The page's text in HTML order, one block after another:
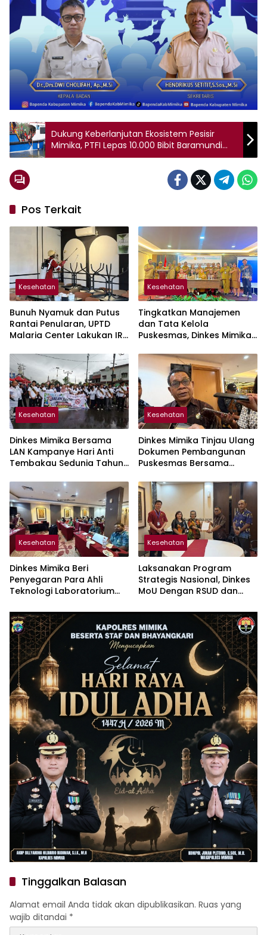
Dukung Keberlanjutan Ekosistem Pesisir
Mimika, PTFI Lepas 10.000 Bibit Baramundi
dan 1.000 Kepiting Bakau
Pos Terkait
Kesehatan
Bunuh Nyamuk dan Putus
Rantai Penularan, UPTD
Malaria Center Lakukan IRS
Kesehatan
Tingkatkan Manajemen
dan Tata Kelola
Puskesmas, Dinkes Mimika
Fasilitator ILP
Kesehatan
Dinkes Mimika Bersama
LAN Kampanye Hari Anti
Tembakau Sedunia Tahun
Kesehatan
Dinkes Mimika Tinjau Ulang
Dokumen Pembangunan
Puskesmas Bersama
Kesehatan
Dinkes Mimika Beri
Penyegaran Para Ahli
Teknologi Laboratorium
dan Pedalaman
Kesehatan
Laksanakan Program
Strategis Nasional, Dinkes
MoU Dengan RSUD dan
Tinggalkan Balasan
Alamat email Anda tidak akan dipublikasikan. Ruas yang
wajib ditandai *